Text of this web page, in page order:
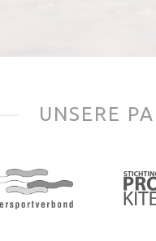
UNSERE